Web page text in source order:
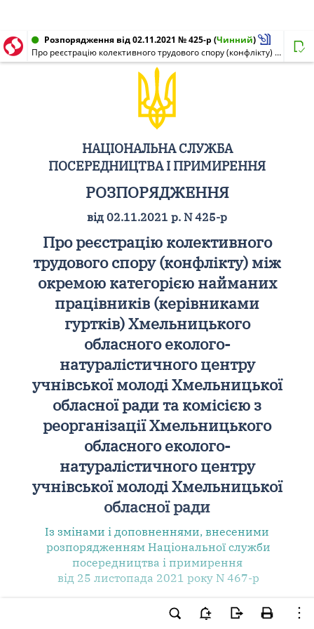
Розпорядження від 02.11.2021 № 425-р (Чинний)
Про реєстрацію колективного трудового спору (конфлікту) між окремою категорією найманих працівників (керівниками гуртків) Хмельницького обласного еколого-натуралістичного центру учнівської молоді Хмельницької обласної ради та комісією з реорганізації Хмельницького обласного еколого-натуралістичного центру учнівської молоді Хмельницької обласної ради
НАЦІОНАЛЬНА СЛУЖБА
ПОСЕРЕДНИЦТВА І ПРИМИРЕННЯ
РОЗПОРЯДЖЕННЯ
від 02.11.2021 р. N 425-р
Про реєстрацію колективного
трудового спору (конфлікту) між
окремою категорією найманих
працівників (керівниками
гуртків) Хмельницького
обласного еколого-
натуралістичного центру
учнівської молоді Хмельницької
обласної ради та комісією з
реорганізації Хмельницького
обласного еколого-
натуралістичного центру
учнівської молоді Хмельницької
обласної ради
Із змінами і доповненнями, внесеними
розпорядженням Національної служби
посередництва і примирення
від 25 листопада 2021 року N 467-р
Колективний трудовий спір (конфлікт),
зареєстрований цим розпорядженням,